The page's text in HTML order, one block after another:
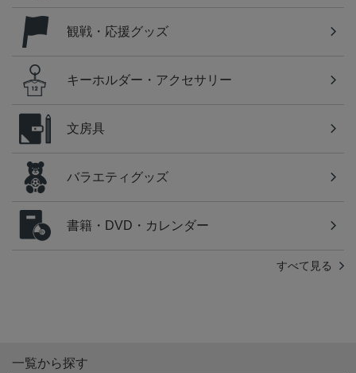
観戦・応援グッズ
キーホルダー・アクセサリー
文房具
バラエティグッズ
書籍・DVD・カレンダー
すべて見る
一覧から探す